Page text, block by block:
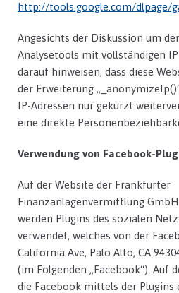
http://tools.google.com/dlpage/
Angesichts der Diskussion um
Analysetools mit vollständigen
darauf hinweisen, dass diese
der Erweiterung
IP-Adressen nur gekürzt
eine direkte
Verwendung von Facebook-
Auf der Website der Frankfurter
Finanzanlagenvermittlung
werden Plugins des sozialen
verwendet, welches von der
California Ave, Palo Alto, CA
(im Folgenden „Facebook“). Auf
die Facebook mittels der